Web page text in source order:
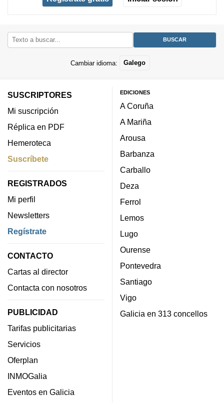
Cambiar idioma: Galego
SUSCRIPTORES
Mi suscripción
Réplica en PDF
Hemeroteca
Suscríbete
REGISTRADOS
Mi perfil
Newsletters
Regístrate
CONTACTO
Cartas al director
Contacta con nosotros
PUBLICIDAD
Tarifas publicitarias
Servicios
Oferplan
INMOGalia
Eventos en Galicia
EDICIONES
A Coruña
A Mariña
Arousa
Barbanza
Carballo
Deza
Ferrol
Lemos
Lugo
Ourense
Pontevedra
Santiago
Vigo
Galicia en 313 concellos